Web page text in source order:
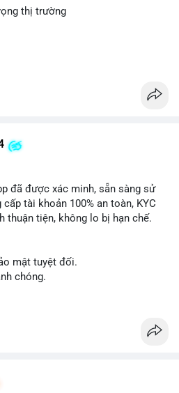
thị trường
đã được xác minh, sẵn sàng sử
tài khoản 100% an toàn, KYC
thuận tiện, không lo bị hạn chế.
mật tuyệt đối.
chóng.